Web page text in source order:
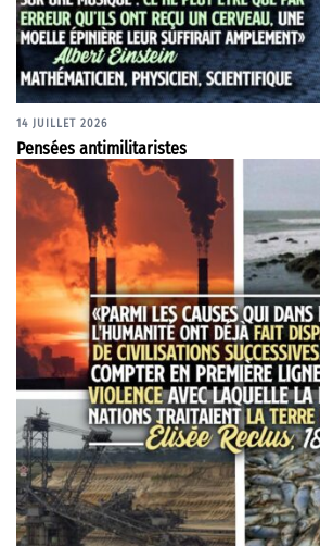
14 JUILLET 2026
Pensées antimilitaristes